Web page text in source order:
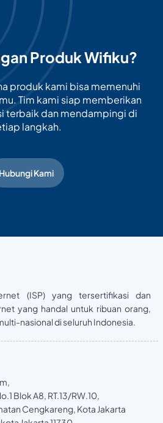
Produk Wifiku?
produk kami bisa memenuhi
Tim kami siap memberikan
terbaik dan mendampingi di
langkah.
Hubungi Kami
(ISP) yang tersertifikasi dan
yang handal untuk ribuan orang,
nasional di seluruh Indonesia.
Blok A8, RT.13/RW.10,
Cengkareng, Kota Jakarta